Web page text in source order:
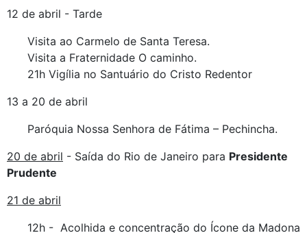
12 de abril - Tarde
Visita ao Carmelo de Santa Teresa.
Visita a Fraternidade O caminho.
21h Vigília no Santuário do Cristo Redentor
13 a 20 de abril
Paróquia Nossa Senhora de Fátima – Pechincha.
20 de abril - Saída do Rio de Janeiro para Presidente
Prudente
21 de abril
12h - Acolhida e concentração do Ícone da Madona